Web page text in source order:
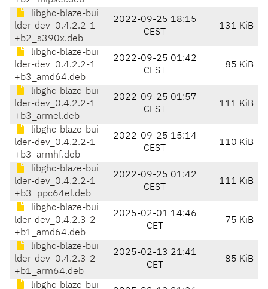
libghc-blaze-bui
lder-dev_0.4.2.2-1
+b2_s390x.deb
2022-09-25 18:15
CEST
131 KiB
libghc-blaze-bui
lder-dev_0.4.2.2-1
+b3_amd64.deb
2022-09-25 01:42
CEST
85 KiB
libghc-blaze-bui
lder-dev_0.4.2.2-1
+b3_armel.deb
2022-09-25 01:57
CEST
111 KiB
libghc-blaze-bui
lder-dev_0.4.2.2-1
+b3_armhf.deb
2022-09-25 15:14
CEST
110 KiB
libghc-blaze-bui
lder-dev_0.4.2.2-1
+b3_ppc64el.deb
2022-09-25 01:42
CEST
111 KiB
libghc-blaze-bui
lder-dev_0.4.2.3-2
+b1_amd64.deb
2025-02-01 14:46
CET
75 KiB
libghc-blaze-bui
lder-dev_0.4.2.3-2
+b1_arm64.deb
2025-02-13 21:41
CET
85 KiB
libghc-blaze-bui